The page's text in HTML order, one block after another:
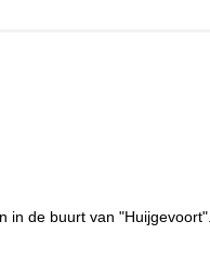
in de buurt van "Huijgevoort".